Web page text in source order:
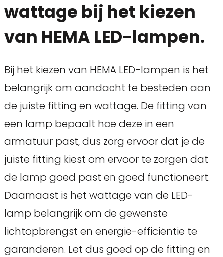
wattage bij het kiezen
van HEMA LED-lampen.
Bij het kiezen van HEMA LED-lampen is het
belangrijk om aandacht te besteden aan
de juiste fitting en wattage. De fitting van
een lamp bepaalt hoe deze in een
armatuur past, dus zorg ervoor dat je de
juiste fitting kiest om ervoor te zorgen dat
de lamp goed past en goed functioneert.
Daarnaast is het wattage van de LED-
lamp belangrijk om de gewenste
lichtopbrengst en energie-efficiëntie te
garanderen. Let dus goed op de fitting en